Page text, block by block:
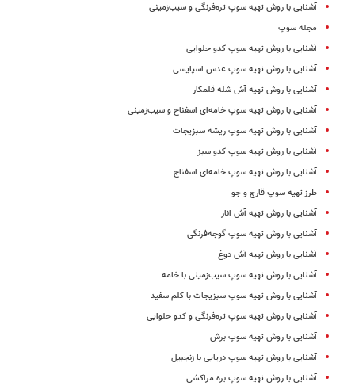
آشنایی با روش تهیه سوپ تره‌فرنگی و سیب‌زمینی
مجله سوپ
آشنایی با روش تهیه سوپ کدو حلوایی
آشنایی با روش تهیه سوپ عدس اسپایسی
آشنایی با روش تهیه آش شله قلمکار
آشنایی با روش تهیه سوپ خامه‌ای اسفناج و سیب‌زمینی
آشنایی با روش تهیه سوپ ریشه سبزیجات
آشنایی با روش تهیه سوپ کدو سبز
آشنایی با روش تهیه سوپ خامه‌ای اسفناج
طرز تهیه سوپ قارچ و جو
آشنایی با روش تهیه آش انار
آشنایی با روش تهیه سوپ‌ گوجه‌فرنگی
آشنایی با روش تهیه آش دوغ
آشنایی با روش تهیه سوپ سیب‌زمینی با خامه
آشنایی با روش تهیه سوپ سبزیجات با کلم سفید
آشنایی با روش تهیه سوپ تره‌فرنگی و کدو حلوایی
آشنایی با روش تهیه سوپ برش
آشنایی با روش تهیه سوپ دریایی با زنجبیل
آشنایی با روش تهیه سوپ بره مراکشی